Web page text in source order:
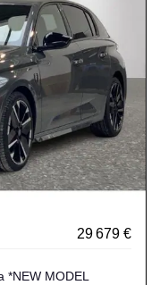
29 679 €
*NEW MODEL